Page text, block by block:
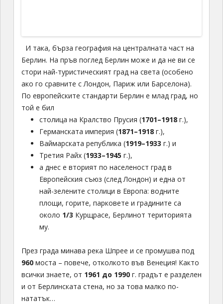
И така, бърза география на централната част на
Берлин. На пръв поглед Берлин може и да не ви се
стори най-туристическият град на света (особено
ако го сравните с Лондон, Париж или Барселона).
По европейските стандарти Берлин е млад град, но
той е бил
столица на Кралство Прусия (1701–1918г.),
Германската империя (1871–1918г.),
Ваймарската република (1919–1933 г.) и
Третия Райх (1933–1945 г.),
а днес е вторият по населеност град в
Европейския съюз (след Лондон) и една от
най-зелените столици в Европа: водните
площи, горите, парковете и градините са
около 1/3 Курщрасе, Берлинот територията
му.
През града минава река Шпрее и се промушва под
960моста – повече, отколкото във Венеция! Както
всички знаете, от 1961 до 1990г. градът е разделен
и от Берлинската стена, но за това малко по-
нататък…